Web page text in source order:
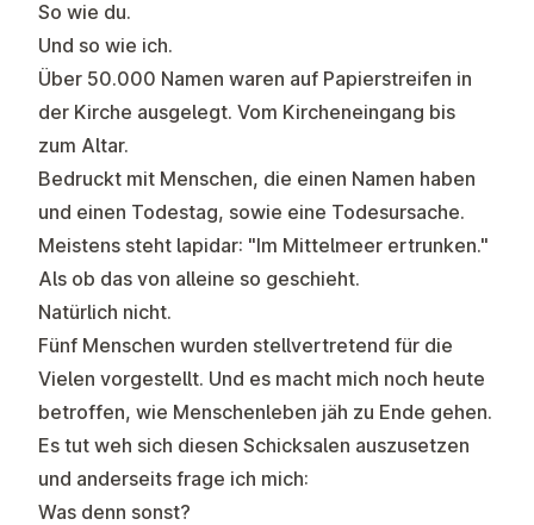
So wie du.
Und so wie ich.
Über 50.000 Namen waren auf Papierstreifen in
der Kirche ausgelegt. Vom Kircheneingang bis
zum Altar.
Bedruckt mit Menschen, die einen Namen haben
und einen Todestag, sowie eine Todesursache.
Meistens steht lapidar: "Im Mittelmeer ertrunken."
Als ob das von alleine so geschieht.
Natürlich nicht.
Fünf Menschen wurden stellvertretend für die
Vielen vorgestellt. Und es macht mich noch heute
betroffen, wie Menschenleben jäh zu Ende gehen.
Es tut weh sich diesen Schicksalen auszusetzen
und anderseits frage ich mich:
Was denn sonst?